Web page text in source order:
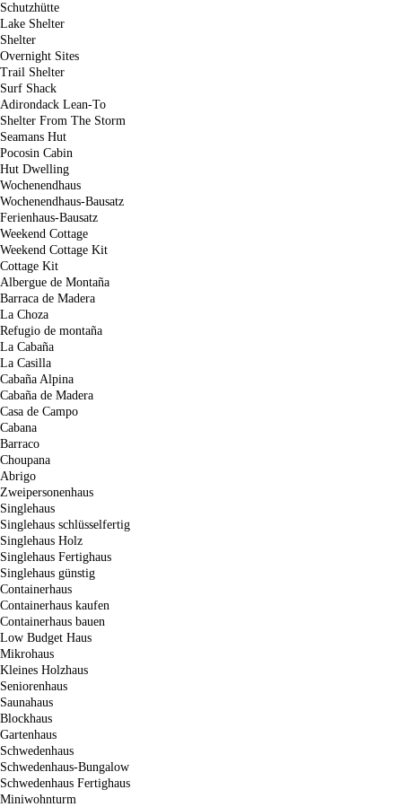
Schutzhütte
Lake Shelter
Shelter
Overnight Sites
Trail Shelter
Surf Shack
Adirondack Lean-To
Shelter From The Storm
Seamans Hut
Pocosin Cabin
Hut Dwelling
Wochenendhaus
Wochenendhaus-Bausatz
Ferienhaus-Bausatz
Weekend Cottage
Weekend Cottage Kit
Cottage Kit
Albergue de Montaña
Barraca de Madera
La Choza
Refugio de montaña
La Cabaña
La Casilla
Cabaña Alpina
Cabaña de Madera
Casa de Campo
Cabana
Barraco
Choupana
Abrigo
Zweipersonenhaus
Singlehaus
Singlehaus schlüsselfertig
Singlehaus Holz
Singlehaus Fertighaus
Singlehaus günstig
Containerhaus
Containerhaus kaufen
Containerhaus bauen
Low Budget Haus
Mikrohaus
Kleines Holzhaus
Seniorenhaus
Saunahaus
Blockhaus
Gartenhaus
Schwedenhaus
Schwedenhaus-Bungalow
Schwedenhaus Fertighaus
Miniwohnturm